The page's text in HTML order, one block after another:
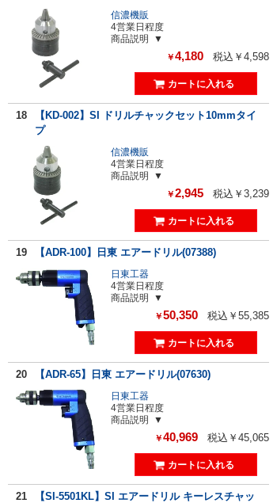
信濃機販
4営業日程度
商品説明
￥4,180 税込￥4,598
18
【KD-002】SI ドリルチャックセット10mmタイ
プ
信濃機販
4営業日程度
商品説明
￥2,945 税込￥3,239
19 【ADR-100】日東 エアードリル(07388)
日東工器
4営業日程度
商品説明
￥50,350 税込￥55,385
20 【ADR-65】日東 エアードリル(07630)
日東工器
4営業日程度
商品説明
￥40,969 税込￥45,065
21
【SI-5501KL】SI エアードリル キーレスチャッ